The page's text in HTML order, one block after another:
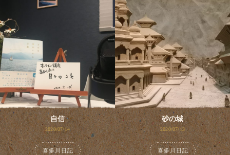
自信
2020/07/14
喜多川日記
砂の城
2020/07/13
喜多川日記